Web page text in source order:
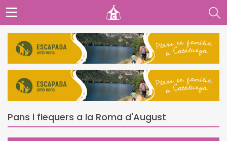
Pans i flequers a la Roma d'August